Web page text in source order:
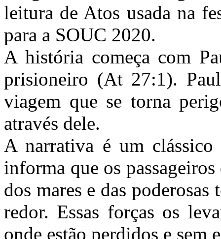
leitura de Atos usada na
para a SOUC 2020.
A história começa com
prisioneiro (At 27:1).
viagem que se torna
através dele.
A narrativa é um clássico
informa que os
dos mares e das poderosas
redor. Essas forças os
onde estão perdidos e sem